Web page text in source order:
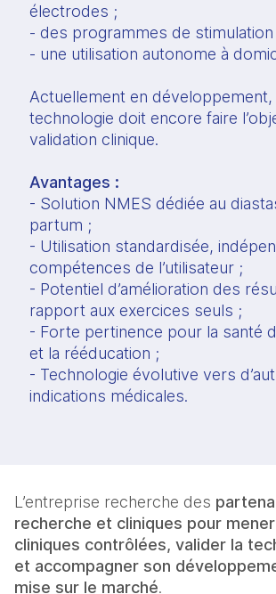
électrodes ;
- des programmes de
- une utilisation autonome à
Actuellement en développement,
technologie doit encore faire
validation clinique.
Avantages :
- Solution NMES dédiée au
partum ;
- Utilisation standardisée,
compétences de l’utilisateur ;
- Potentiel d’amélioration des
rapport aux exercices seuls ;
- Forte pertinence pour la santé
et la rééducation ;
- Technologie évolutive vers
indications médicales.
L’entreprise recherche des
recherche et cliniques pour
cliniques contrôlées, valider la
et accompagner son
mise sur le marché.